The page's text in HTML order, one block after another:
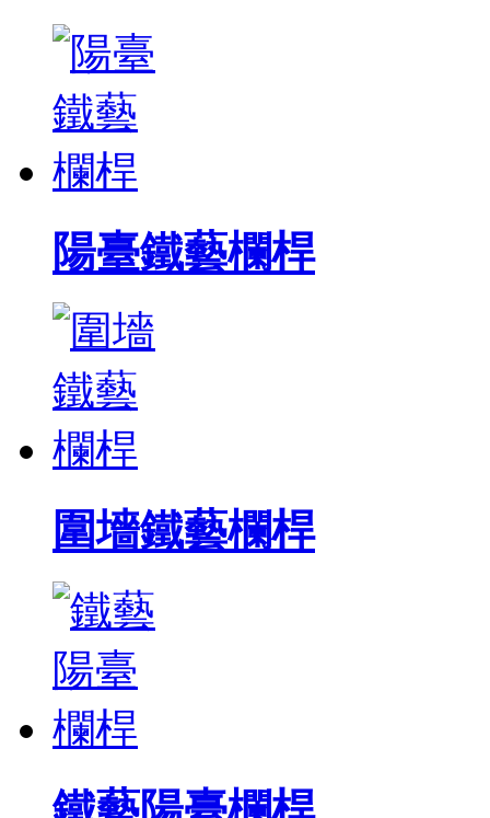
陽臺鐵藝欄桿
圍墻鐵藝欄桿